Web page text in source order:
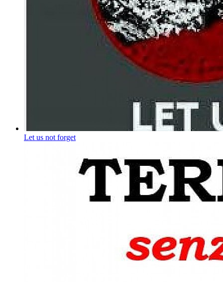
Let us not forget